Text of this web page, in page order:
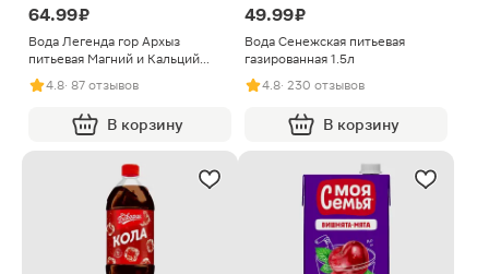
64.99 ₽
Вода Легенда гор Архыз
питьевая Магний и Кальций
газированная 1.5л
4.8· 87 отзывов
В корзину
49.99 ₽
Вода Сенежская питьевая
газированная 1.5л
4.8· 230 отзывов
В корзину